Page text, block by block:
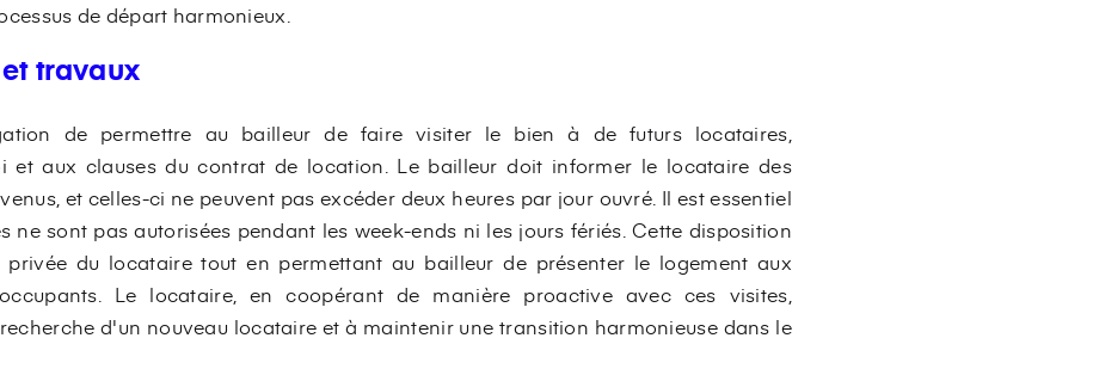
de départ harmonieux.
travaux
de permettre au bailleur de faire visiter le bien à de futurs locataires,
et aux clauses du contrat de location. Le bailleur doit informer le locataire des
et celles-ci ne peuvent pas excéder deux heures par jour ouvré. Il est essentiel
ne sont pas autorisées pendant les week-ends ni les jours fériés. Cette disposition
du locataire tout en permettant au bailleur de présenter le logement aux
Le locataire, en coopérant de manière proactive avec ces visites,
d'un nouveau locataire et à maintenir une transition harmonieuse dans le